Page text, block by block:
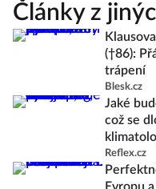
Články z
(†86):
trápení
Blesk.cz
Jaké
což se
Reflex.cz